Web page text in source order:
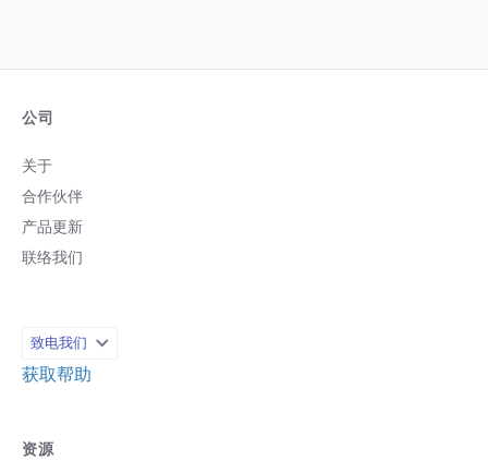
公司
关于
合作伙伴
产品更新
联络我们
致电我们
获取帮助
资源